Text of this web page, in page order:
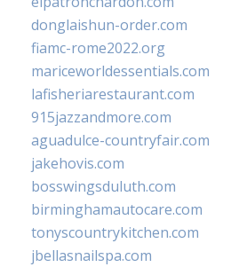
donglaishun-order.com
fiamc-rome2022.org
mariceworldessentials.com
lafisheriarestaurant.com
915jazzandmore.com
aguadulce-countryfair.com
jakehovis.com
bosswingsduluth.com
birminghamautocare.com
tonyscountrykitchen.com
jbellasnailspa.com